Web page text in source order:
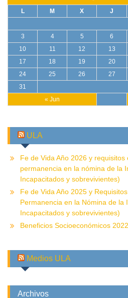
L M X J
« Jun
3
4 5 6
10
11 12 13
17
18 19 20
24
25 26 27
31
ULA
Fe de Vida Año 2026 y requisitos
permanencia en la nómina de la
Incapacitados y sobrevivientes)
Fe de Vida Año 2025 y
Permanencia en la Nómina de la
Incapacitados y sobrevivientes)
Beneficios Socioeconómicos
Medios ULA
Archivos